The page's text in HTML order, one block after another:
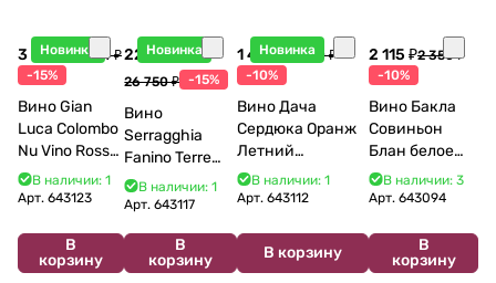
Новинка
3 998 ₽4 704 ₽
-15%
Вино Gian
Luca Colombo
Nu Vino Rosso
2025 750 мл
В наличии: 1
Арт. 643123
В
корзину
Новинка
22 738 ₽
26 750 ₽ -15%
Вино
Serragghia
Fanino Terre
Siciliane IGP
2022 750 мл
В наличии: 1
Арт.643117
В
корзину
Новинка
1 440 ₽1 600 ₽
-10%
Вино Дача
Сердюка Оранж
Летний
Сибирьковый
2024 750 мл
В наличии: 1
Арт. 643112
В корзину
2 115 ₽2 350 ₽
-10%
Вино Бакла
Совиньон
Блан белое
сухое 750 мл
12%
В наличии: 3
Арт.643094
В
корзину